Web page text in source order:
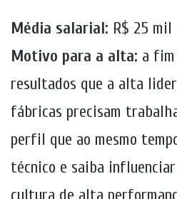
Média salarial: R$ 25
Motivo para a alta: a
resultados que a alta
fábricas precisam
perfil que ao mesmo
técnico e saiba
cultura de alta